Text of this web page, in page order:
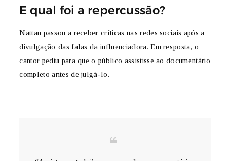
E qual foi a repercussão?
Nattan passou a receber críticas nas redes sociais após a
divulgação das falas da influenciadora. Em resposta, o
cantor pediu para que o público assistisse ao documentário
completo antes de julgá-lo.